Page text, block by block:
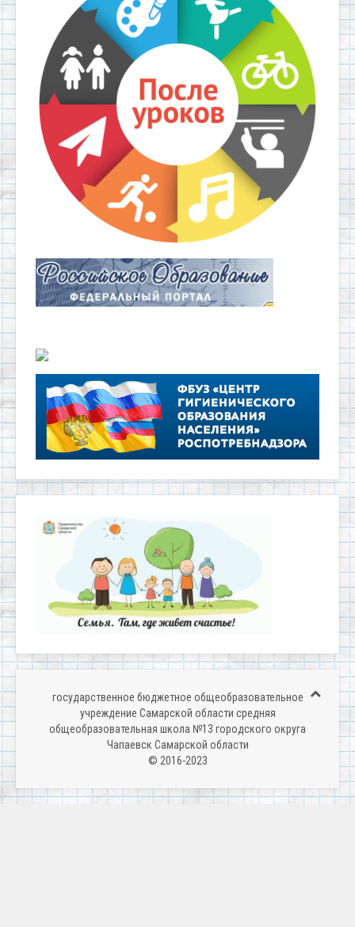
государственное бюджетное общеобразовательное
учреждение Самарской области средняя
общеобразовательная школа №13 городского округа
Чапаевск Самарской области
© 2016-2023